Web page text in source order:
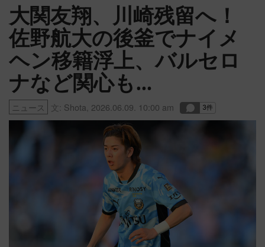
大関友翔、川崎残留へ！
佐野航大の後釜でナイメ
ヘン移籍浮上、バルセロ
ナなど関心も…
ニュース 文: Shota 2026.06.09. 10:00 am